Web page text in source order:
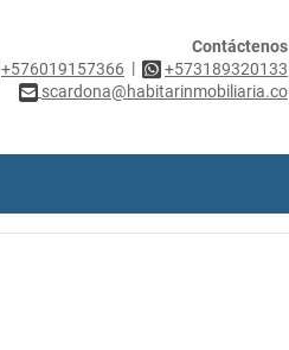
Contáctenos
+576019157366 |
+573189320133
scardona@habitarinmobiliaria.co